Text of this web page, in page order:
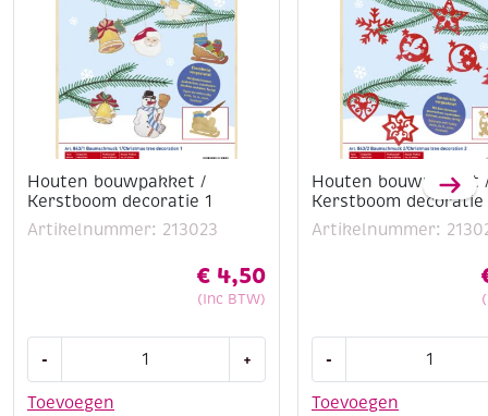
Houten bouwpakket /
Kerstboom decoratie 1
Artikelnummer: 213023
€ 4,50
(Inc BTW)
Toevoegen
-
/
+
Houten bouwpakket
Kerstboom decoratie
Artikelnummer:
Toevoegen
-
/